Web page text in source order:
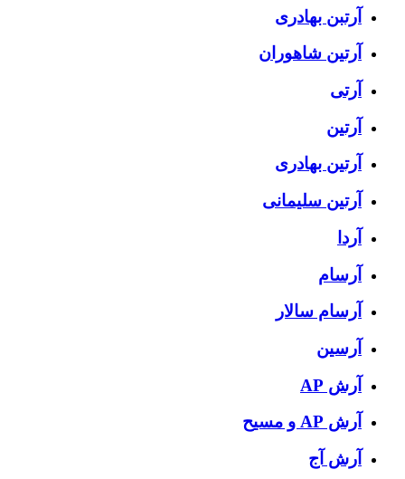
آرتبن بهادری
آرتين شاهوران
آرتی
آرتین
آرتین بهادری
آرتین سلیمانی
آردا
آرسام
آرسام سالار
آرسین
آرش AP
آرش AP و مسیح
آرش آج